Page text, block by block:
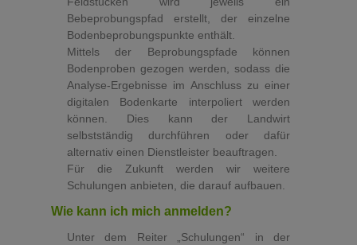
Bebeprobungspfad erstellt, der einzelne
Bodenbeprobungspunkte enthält.
Mittels der Beprobungspfade können
Bodenproben gezogen werden, sodass die
Analyse-Ergebnisse im Anschluss zu einer
digitalen Bodenkarte interpoliert werden
können. Dies kann der Landwirt
selbstständig durchführen oder dafür
alternativ einen Dienstleister beauftragen.
Für die Zukunft werden wir weitere
Schulungen anbieten, die darauf aufbauen.
Wie kann ich mich anmelden?
Unter dem Reiter „Schulungen“ in der